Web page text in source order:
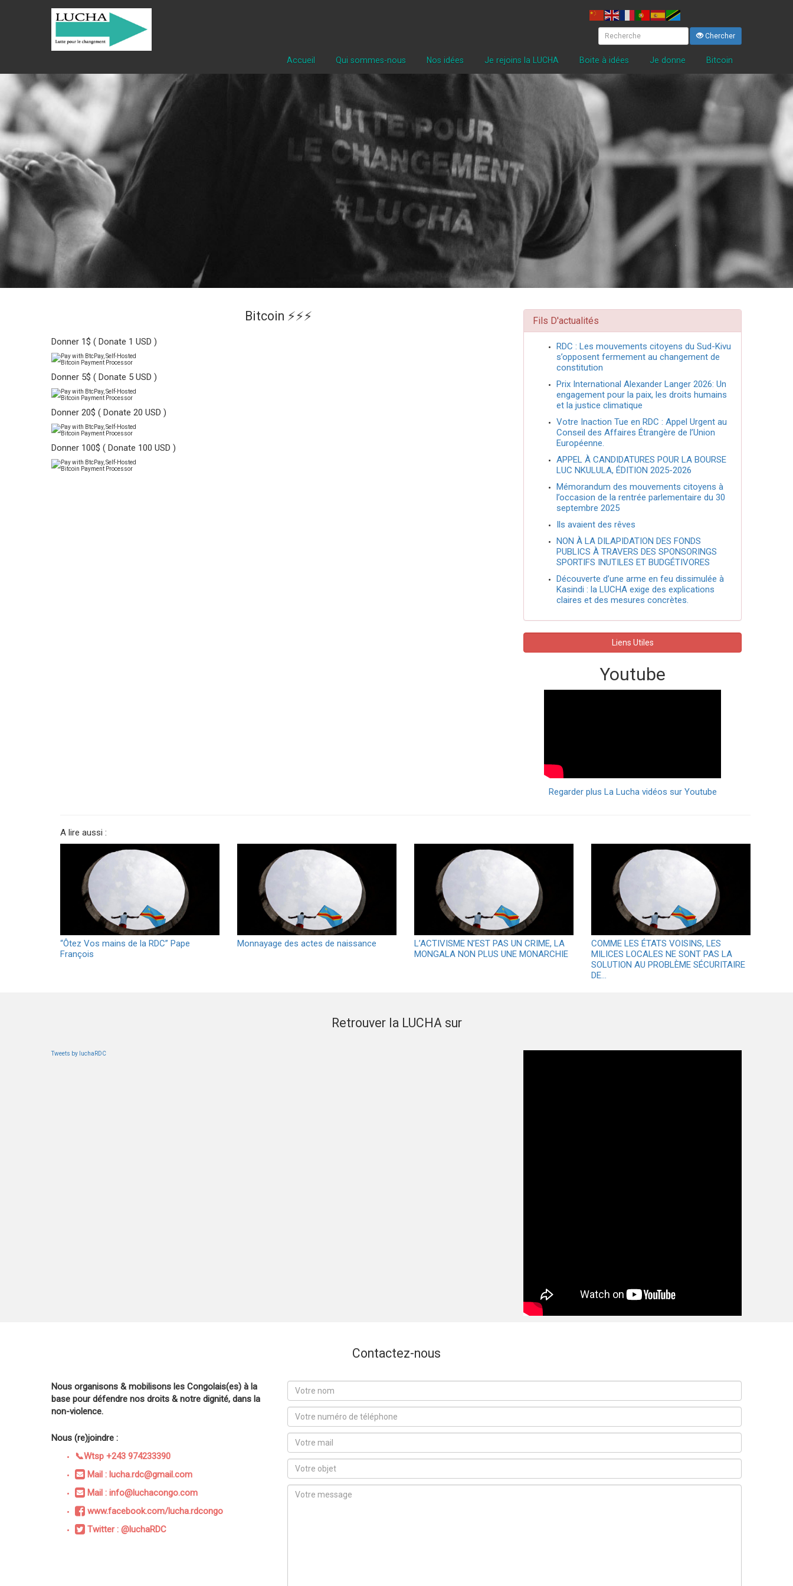
Chercher
Accueil Qui sommes-nous Nos idées Je rejoins la LUCHA Boite à idées Je donne Bitcoin
Bitcoin ⚡⚡⚡
Donner 1$ ( Donate 1 USD )
Donner 5$ ( Donate 5 USD )
Donner 20$ ( Donate 20 USD )
Donner 100$ ( Donate 100 USD )
Fils D'actualités
RDC : Les mouvements citoyens du Sud-Kivu
s’opposent fermement au changement de
constitution
Prix International Alexander Langer 2026: Un
engagement pour la paix, les droits humains
et la justice climatique
Votre Inaction Tue en RDC : Appel Urgent au
Conseil des Affaires Étrangère de l’Union
Européenne.
APPEL À CANDIDATURES POUR LA BOURSE
LUC NKULULA, ÉDITION 2025-2026
Mémorandum des mouvements citoyens à
l’occasion de la rentrée parlementaire du 30
septembre 2025
Ils avaient des rêves
NON À LA DILAPIDATION DES FONDS
PUBLICS À TRAVERS DES SPONSORINGS
SPORTIFS INUTILES ET BUDGÉTIVORES
Découverte d’une arme en feu dissimulée à
Kasindi : la LUCHA exige des explications
claires et des mesures concrètes.
Liens Utiles
Youtube
Regarder plus La Lucha vidéos sur Youtube
A lire aussi :
“Ôtez Vos mains de la RDC” Pape
François
Monnayage des actes de naissance
L’ACTIVISME N’EST PAS UN CRIME, LA
MONGALA NON PLUS UNE MONARCHIE
COMME LES ÉTATS VOISINS, LES
MILICES LOCALES NE SONT PAS LA
SOLUTION AU PROBLÈME SÉCURITAIRE
DE…
Retrouver la LUCHA sur
Tweets by luchaRDC
Contactez-nous
Nous organisons & mobilisons les Congolais(es) à la
base pour défendre nos droits & notre dignité, dans la
non-violence.
Nous (re)joindre :
📞Wtsp +243 974233390
Mail : lucha.rdc@gmail.com
Mail : info@luchacongo.com
www.facebook.com/lucha.rdcongo
Twitter : @luchaRDC